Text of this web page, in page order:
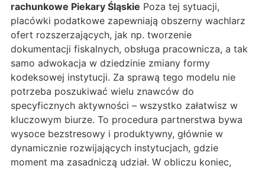
rachunkowe Piekary Śląskie Poza tej sytuacji,
placówki podatkowe zapewniają obszerny wachlarz
ofert rozszerzających, jak np. tworzenie
dokumentacji fiskalnych, obsługa pracownicza, a tak
samo adwokacja w dziedzinie zmiany formy
kodeksowej instytucji. Za sprawą tego modelu nie
potrzeba poszukiwać wielu znawców do
specyficznych aktywności – wszystko załatwisz w
kluczowym biurze. To procedura partnerstwa bywa
wysoce bezstresowy i produktywny, głównie w
dynamicznie rozwijających instytucjach, gdzie
moment ma zasadniczą udział. W obliczu koniec,